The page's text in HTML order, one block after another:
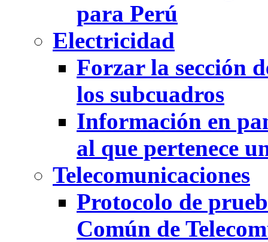
para Perú
Electricidad
Forzar la sección
los subcuadros
Información en
al que pertenece
Telecomunicaciones
Protocolo de
Común de